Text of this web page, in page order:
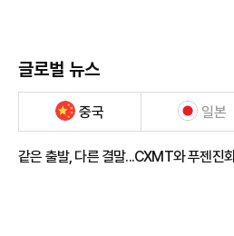
글로벌 뉴스
중국 일본
같은 출발, 다른 결말...CXMT와 푸젠진